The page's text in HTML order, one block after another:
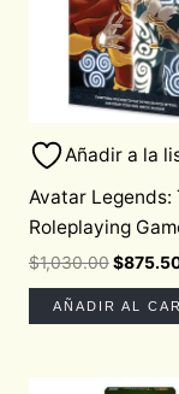
Añadir a la
Avatar Legends:
Roleplaying
$1,030.00$
AÑADIR AL